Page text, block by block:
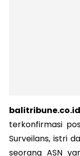
terkonfirmasi
Surveilans, istri
seorang ASN